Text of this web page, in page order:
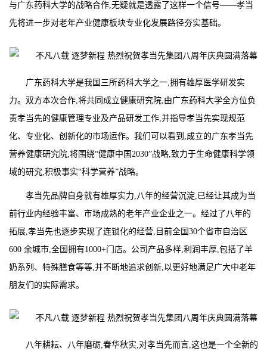
与广东药科大学的战略合作,无疑就是透露了这样一个信号——孝当
先将进一步对老年产业健康板块专业化发展路径夯实基础。
广东药科大学是我国三所药科大学之一,拥有雄厚医学研发实
力。双方本次合作,将共同成立健康研究院,由广东药科大学全方位负
责孝当先的健康管理专业及产品研发工作,并指导孝当先实现规范
化、专业化、创新化的市场运作。我们可以看到,成立的广东孝当先
营养健康研究院,将围绕“健康中国2030”战略,致力于生命健康科学领
域的研究,积极事实“科学营养”战略。
孝当先品牌自身就有雄厚实力,八年的经营沉淀,已经让其成为当
前行业内经验丰富、市场成熟的老年产业企业之一。经过了八年的
拓展,孝当先也逐步实现了连锁化的经营,目前全国30个省市自治区
600 余城市,全国拥有1000+门店。公司产品多样,利润丰厚,包括了羊
奶系列、特殊膳食等等,并不断地追求创新,以更好地满足广大中老年
朋友们的实际需求。
八年耕耘、八年磨砺,春华秋实,对孝当先而言,这也是一个全新的